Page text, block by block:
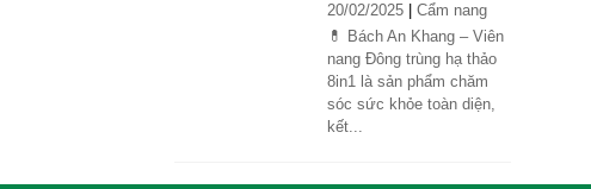
lần, giúp hấp thu nhanh và
hiệu quả hơn.
20/02/2025
Cẩm nang
💊 Bách An Khang – Viên
nang Đông trùng hạ thảo
8in1 là sản phẩm chăm
sóc sức khỏe toàn diện,
kết...